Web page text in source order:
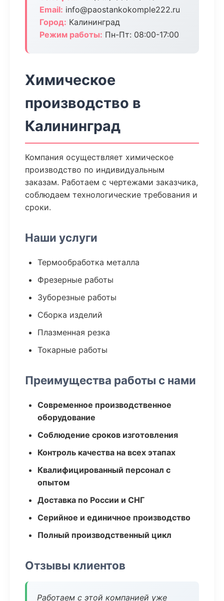
Email: info@paostankokomple222.ru
Город: Калининград
Режим работы: Пн-Пт: 08:00-17:00
Химическое
производство в
Калининград
Компания осуществляет химическое
производство по индивидуальным
заказам. Работаем с чертежами заказчика,
соблюдаем технологические требования и
сроки.
Наши услуги
Термообработка металла
Фрезерные работы
Зуборезные работы
Сборка изделий
Плазменная резка
Токарные работы
Преимущества работы с нами
Современное производственное
оборудование
Соблюдение сроков изготовления
Контроль качества на всех этапах
Квалифицированный персонал с
опытом
Доставка по России и СНГ
Серийное и единичное производство
Полный производственный цикл
Отзывы клиентов
Работаем с этой компанией уже